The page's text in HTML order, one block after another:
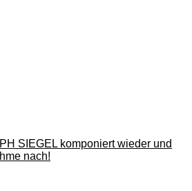
SIEGEL komponiert wieder und
nach!